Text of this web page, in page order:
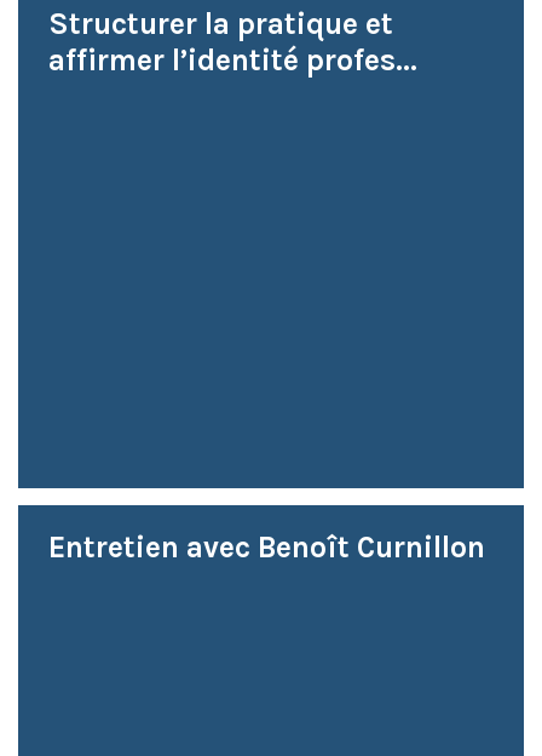
Structurer la pratique et
affirmer l’identité profes...
Entretien avec Benoît Curnillon